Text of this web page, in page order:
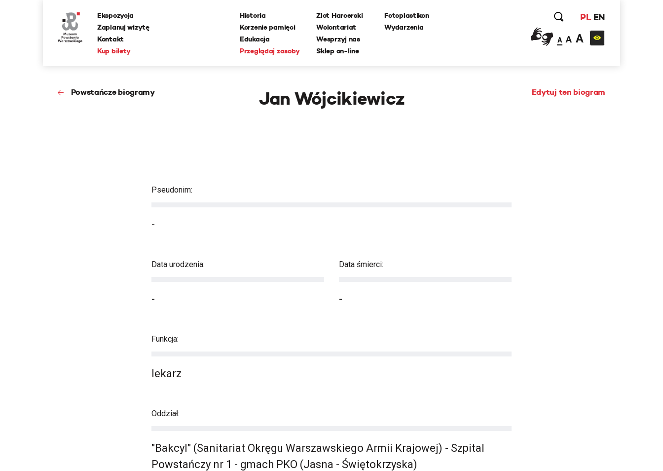
Ekspozycja
Zaplanuj wizytę
Kontakt
Kup bilety
Historia
Korzenie pamięci
Edukacja
Przeglądaj zasoby
Zlot Harcerski
Wolontariat
Wesprzyj nas
Sklep on-line
Fotoplastikon
Wydarzenia
PL EN
A A A
Powstańcze biogramy Edytuj ten biogram
Jan Wójcikiewicz
Pseudonim:
-
Data urodzenia:
-
Data śmierci:
-
Funkcja:
lekarz
Oddział:
"Bakcyl" (Sanitariat Okręgu Warszawskiego Armii Krajowej) - Szpital
Powstańczy nr 1 - gmach PKO (Jasna - Świętokrzyska)